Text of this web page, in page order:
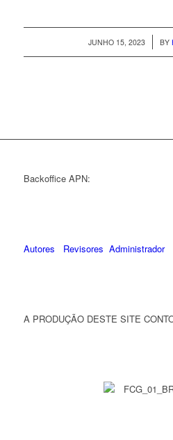
JUNHO 15, 2023
/ BY
Backoffice APN:
Autores Revisores Administrador
A PRODUÇÃO DESTE SITE